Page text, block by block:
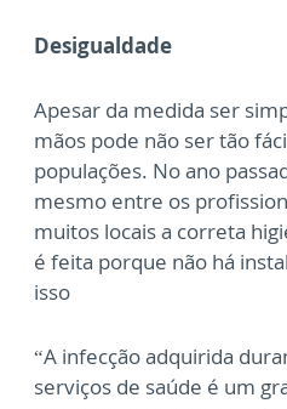
Desigualdade
Apesar da medida ser
mãos pode não ser tão
populações. No ano
mesmo entre os
muitos locais a correta
é feita porque não há
isso
“A infecção adquirida
serviços de saúde é um